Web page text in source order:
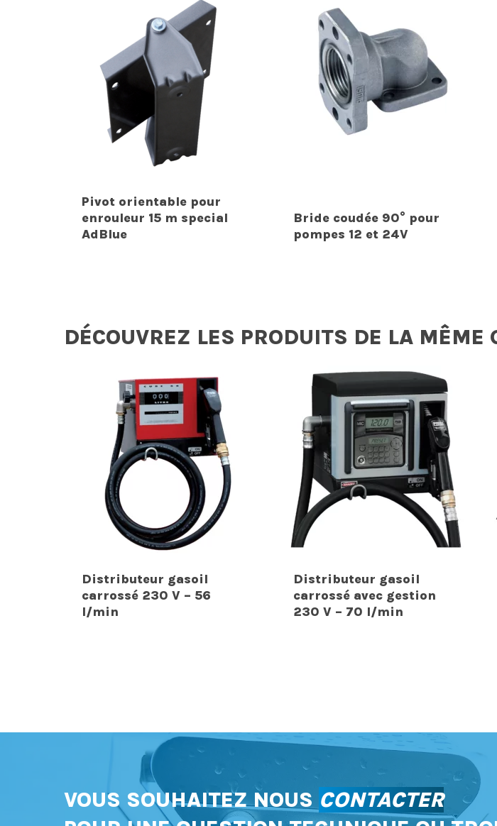
Pivot orientable pour
enrouleur 15 m special
AdBlue
Bride coudée 90° pour
pompes 12 et 24V
DÉCOUVREZ LES PRODUITS DE LA MÊME
Distributeur gasoil
carrossé 230 V – 56
l/min
Distributeur gasoil
carrossé avec gestion
230 V – 70 l/min
VOUS SOUHAITEZ NOUS CONTACTER